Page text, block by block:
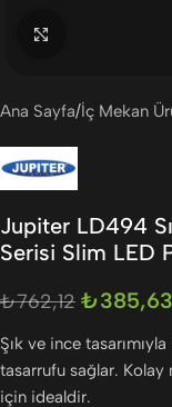
Ana Sayfa İç Mekan
Jupiter LD494
Serisi Slim LED
₺762,12 ₺385,63
Şık ve ince
tasarrufu sağlar. Kolay
için idealdir.